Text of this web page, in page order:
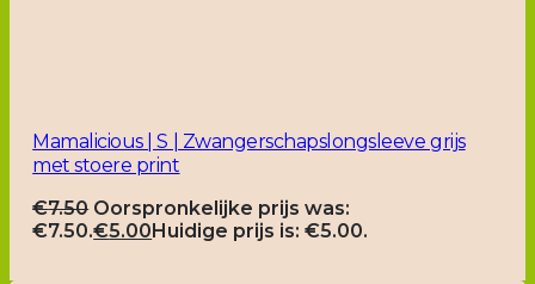
Mamalicious | S | Zwangerschapslongsleeve grijs
met stoere print
€7.50 Oorspronkelijke prijs was:
€7.50.€5.00Huidige prijs is: €5.00.